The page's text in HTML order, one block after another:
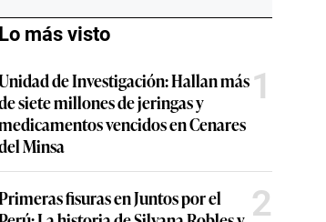
Lo más visto
de Investigación: Hallan más
siete millones de jeringas y
vencidos en Cenares
Minsa
1
fisuras en Juntos por el
2